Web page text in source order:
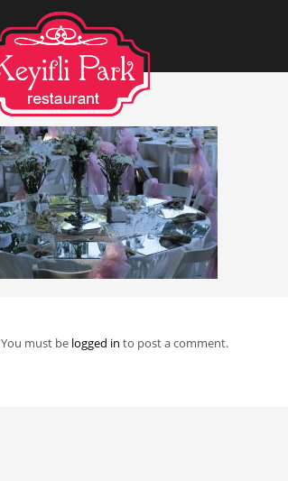
You must be logged in to post a comment.